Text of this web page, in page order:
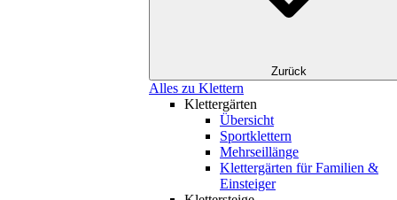
Zurück
Alles zu Klettern
Klettergärten
Übersicht
Sportklettern
Mehrseillänge
Klettergärten für Familien &
Einsteiger